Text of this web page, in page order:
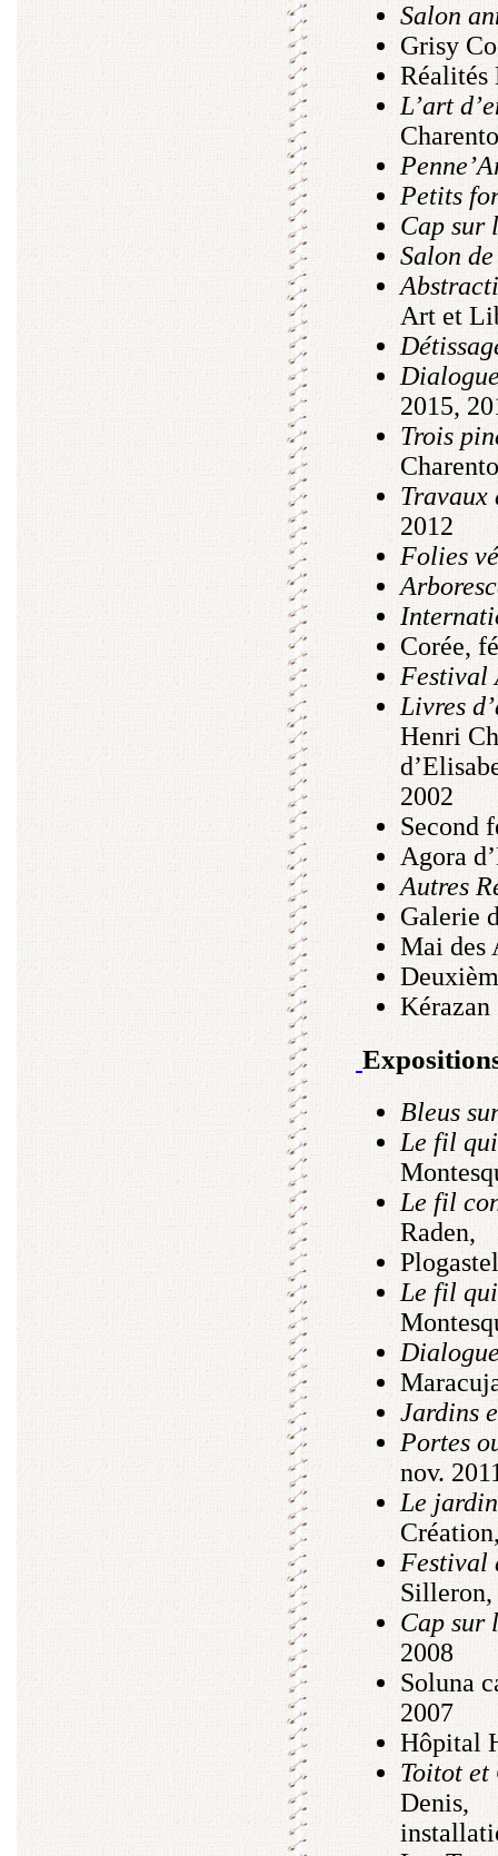
Salon
Grisy
Réalités
L’art
Petits
Cap sur
Salon
Art et
2015,
Trois
Travaux
2012
Folies
Corée,
Festival
Livres
Henri
2002
Second
Agora
Autres
Galerie
Mai des
Kérazan
Bleus
Le fil
Le fil
Raden,
Le fil
Jardins
Portes
nov.
Le
Festival
Cap sur
2008
Soluna
2007
Hôpital
Toitot et
Denis,